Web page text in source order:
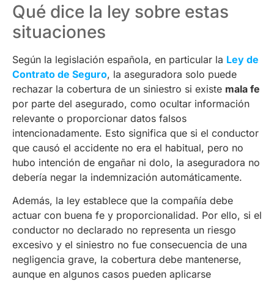
Qué dice la ley sobre estas
situaciones
Según la legislación española, en particular la Ley de
Contrato de Seguro, la aseguradora solo puede
rechazar la cobertura de un siniestro si existe mala fe
por parte del asegurado, como ocultar información
relevante o proporcionar datos falsos
intencionadamente. Esto significa que si el conductor
que causó el accidente no era el habitual, pero no
hubo intención de engañar ni dolo, la aseguradora no
debería negar la indemnización automáticamente.
Además, la ley establece que la compañía debe
actuar con buena fe y proporcionalidad. Por ello, si el
conductor no declarado no representa un riesgo
excesivo y el siniestro no fue consecuencia de una
negligencia grave, la cobertura debe mantenerse,
aunque en algunos casos pueden aplicarse